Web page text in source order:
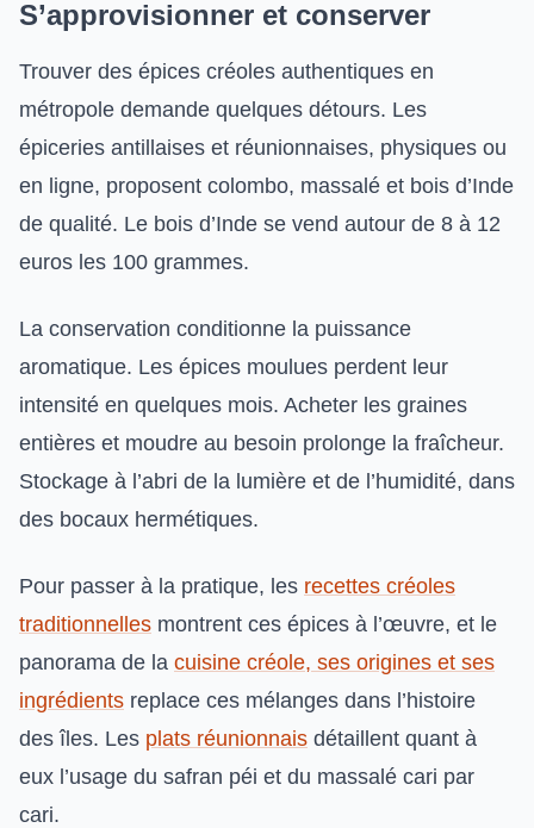
S’approvisionner et conserver
Trouver des épices créoles authentiques en
métropole demande quelques détours. Les
épiceries antillaises et réunionnaises, physiques ou
en ligne, proposent colombo, massalé et bois d’Inde
de qualité. Le bois d’Inde se vend autour de 8 à 12
euros les 100 grammes.
La conservation conditionne la puissance
aromatique. Les épices moulues perdent leur
intensité en quelques mois. Acheter les graines
entières et moudre au besoin prolonge la fraîcheur.
Stockage à l’abri de la lumière et de l’humidité, dans
des bocaux hermétiques.
Pour passer à la pratique, les recettes créoles
traditionnelles montrent ces épices à l’œuvre, et le
panorama de la cuisine créole, ses origines et ses
ingrédients replace ces mélanges dans l’histoire
des îles. Les plats réunionnais détaillent quant à
eux l’usage du safran péi et du massalé cari par
cari.